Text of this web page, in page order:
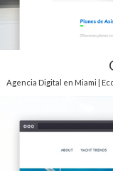
Agencia Digital en Miami |